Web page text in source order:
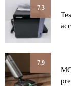
7.3
7.9